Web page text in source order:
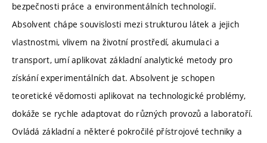
bezpečnosti práce a environmentálních technologií.
Absolvent chápe souvislosti mezi strukturou látek a jejich
vlastnostmi, vlivem na životní prostředí, akumulaci a
transport, umí aplikovat základní analytické metody pro
získání experimentálních dat. Absolvent je schopen
teoretické vědomosti aplikovat na technologické problémy,
dokáže se rychle adaptovat do různých provozů a laboratoří.
Ovládá základní a některé pokročilé přístrojové techniky a